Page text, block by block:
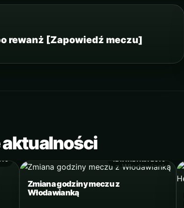
rewanż [Zapowiedź meczu]
aktualności
12 KWIETNIA 2019
Zmiana godziny meczu z
Włodawianką